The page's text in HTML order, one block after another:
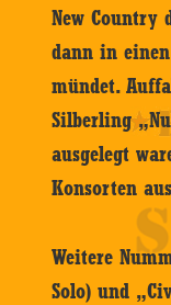
New Country
dann in
mündet.
Silberling
ausgelegt
Konsorten
Weitere
Solo) und